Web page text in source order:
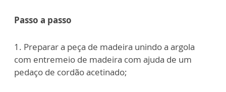
Passo a passo
1. Preparar a peça de madeira unindo a argola
com entremeio de madeira com ajuda de um
pedaço de cordão acetinado;